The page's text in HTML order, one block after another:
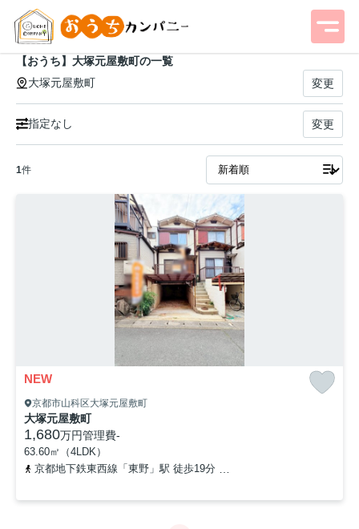
【おうち】大塚元屋敷町の一覧
大塚元屋敷町
変更
指定なし 変更
1件
NEW
京都市山科区大塚元屋敷町
大塚元屋敷町
1,680万円管理費-
63.60㎡（4LDK）
京都地下鉄東西線「東野」駅 徒歩19分